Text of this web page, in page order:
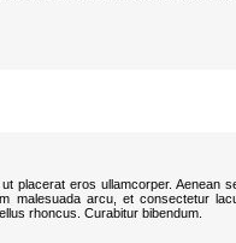
placerat eros ullamcorper. Aenean
malesuada arcu, et consectetur
rhoncus. Curabitur bibendum.